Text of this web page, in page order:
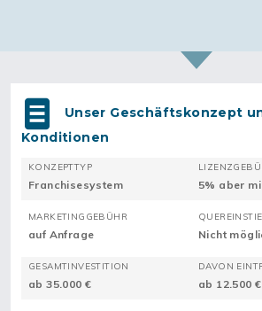
Unser Geschäftskonzept
Konditionen
KONZEPTTYP
Franchisesystem 5% aber
MARKETINGGEBÜHR
auf Anfrage Nicht
GESAMTINVESTITION
ab 35.000 €
DAVON
ab 12.500 €